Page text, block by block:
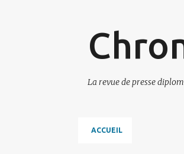
La revue de presse
ACCUEIL